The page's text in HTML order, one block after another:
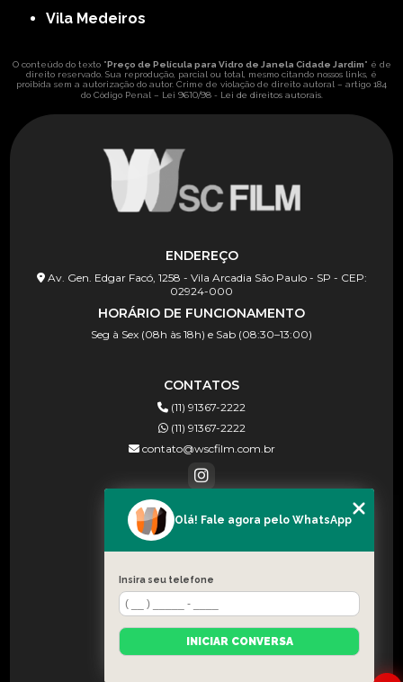
Vila Medeiros
O conteúdo do texto " Preço de Película para Vidro de Janela Cidade Jardim" é de
direito reservado. Sua reprodução, parcial ou total, mesmo citando nossos links, é
proibida sem a autorização do autor. Crime de violação de direito autoral – artigo 184
do Código Penal – Lei 9610/98 - Lei de direitos autorais.
ENDEREÇO
Av. Gen. Edgar Facó, 1258 - Vila Arcadia São Paulo - SP - CEP:
02924-000
HORÁRIO DE FUNCIONAMENTO
Seg à Sex (08h às 18h) e Sab (08:30–13:00)
CONTATOS
(11) 91367-2222
(11) 91367-2222
contato@wscfilm.com.br
MENU
HOME
BLOG
CONTATO
CATEGORIAS
Olá! Fale agora pelo WhatsApp
Insira seu telefone
INICIAR CONVERSA